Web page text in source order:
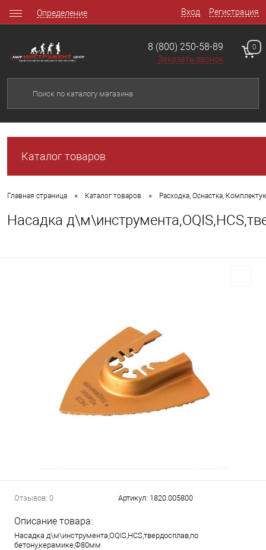
Вход Регистрация
Определение
8 (800) 250-58-89
Заказать звонок
0
Каталог товаров
Главная страница • Каталог товаров • Расходка, Оснастка,
Насадка
Отзывов: 0 Артикул: 1820.005800
Описание товара:
Насадка д\м\инструмента,OQIS,HCS,твердосплав,по
бетону,керамике,Ф80мм